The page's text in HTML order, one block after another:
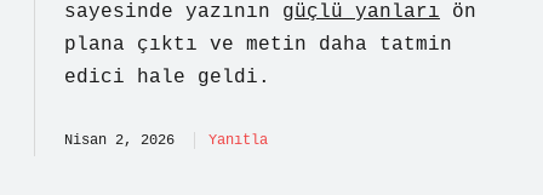
sayesinde yazının güçlü yanları ön
plana çıktı ve metin daha tatmin
edici hale geldi.
Nisan 2, 2026 Yanıtla